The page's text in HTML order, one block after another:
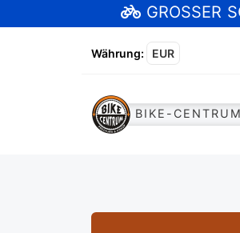
GROSSER
Währung: EUR
BIKE-